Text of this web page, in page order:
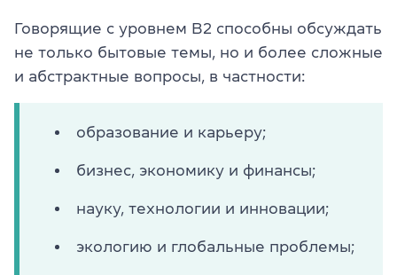
Говорящие с уровнем B2 способны обсуждать
не только бытовые темы, но и более сложные
и абстрактные вопросы, в частности:
образование и карьеру;
бизнес, экономику и финансы;
науку, технологии и инновации;
экологию и глобальные проблемы;